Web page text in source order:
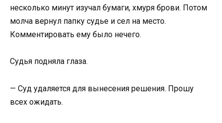
несколько минут изучал бумаги, хмуря брови. Потом
молча вернул папку судье и сел на место.
Комментировать ему было нечего.
Судья подняла глаза.
— Суд удаляется для вынесения решения. Прошу
всех ожидать.